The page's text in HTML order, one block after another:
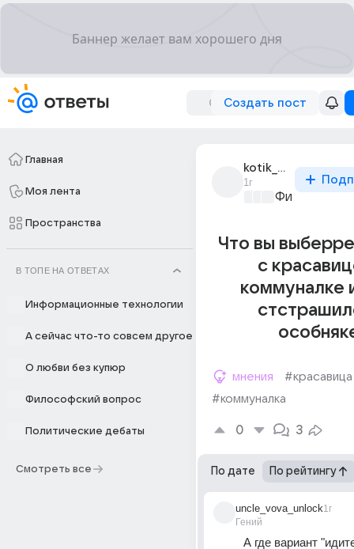
Создать пост
Главная
Моя лента
Пространства
В ТОПЕ НА ОТВЕТАХ
Информационные технологии
А сейчас что-то совсем другое
О любви без купюр
Философский вопрос
Политические дебаты
Смотреть все
kotik_bratik
1г
Что вы
с
коммуналке
мнения
#красавица
#коммуналка
0 3
По дате По рейтингу
uncle_vova_unlock
Гений
1г
А где вариант